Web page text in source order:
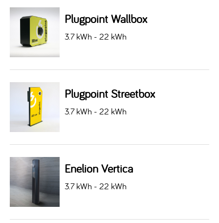
Plugpoint Wallbox
3.7 kWh - 22 kWh
Plugpoint Streetbox
3.7 kWh - 22 kWh
Enelion Vertica
3.7 kWh - 22 kWh